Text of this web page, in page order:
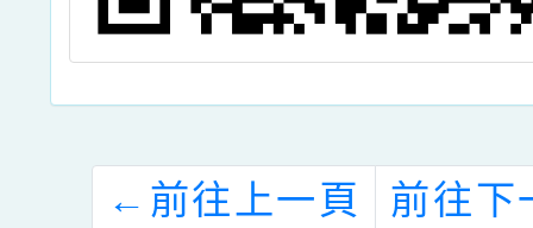
← 前往上一頁 前往下